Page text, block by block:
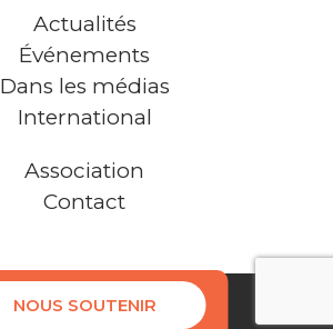
NOUS SOUTENIR
Actualités
Événements
Dans les médias
International
Association
Contact
Mentions légales